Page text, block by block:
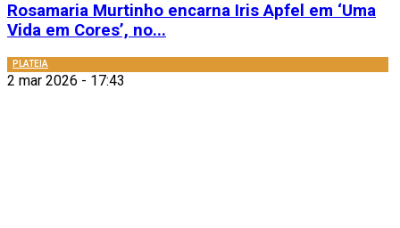
Rosamaria Murtinho encarna Iris Apfel em ‘Uma
Vida em Cores’, no...
PLATEIA
2 mar 2026 - 17:43